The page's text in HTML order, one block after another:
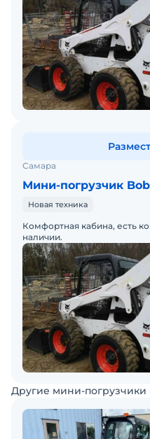
Самара
Мини-погрузчик
Новая техника
Комфортная кабина, есть
наличии.
Другие мини-погрузчики